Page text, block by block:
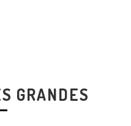
GRANDES